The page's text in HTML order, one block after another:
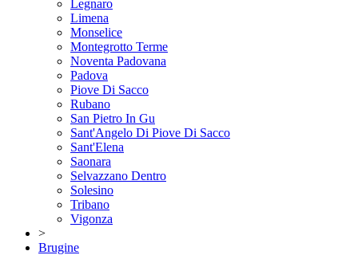
Legnaro
Limena
Monselice
Montegrotto Terme
Noventa Padovana
Padova
Piove Di Sacco
Rubano
San Pietro In Gu
Sant'Angelo Di Piove Di Sacco
Sant'Elena
Saonara
Selvazzano Dentro
Solesino
Tribano
Vigonza
>
Brugine